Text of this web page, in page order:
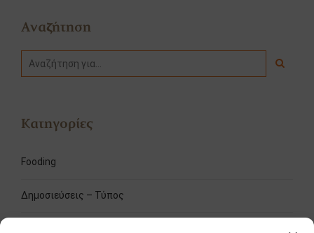
Αναζήτηση
Κατηγορίες
Fooding
Δημοσιεύσεις – Τύπος